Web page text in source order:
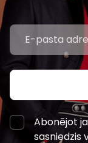
Abonējot
sasniedzis